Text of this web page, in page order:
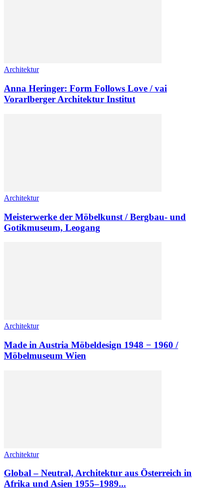
Architektur
Anna Heringer: Form Follows Love / vai
Vorarlberger Architektur Institut
Architektur
Meisterwerke der Möbelkunst / Bergbau- und
Gotikmuseum, Leogang
Architektur
Made in Austria Möbeldesign 1948 − 1960 /
Möbelmuseum Wien
Architektur
Global – Neutral, Architektur aus Österreich in
Afrika und Asien 1955–1989...